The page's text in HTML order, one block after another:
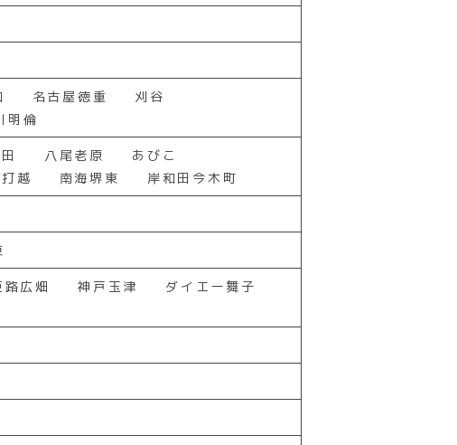
名古屋徳重
刈谷
明倫
八尾老原
あびこ
越 南海堺東 岸和田今木町
路広畑 神戸玉津
ダイエー舞子